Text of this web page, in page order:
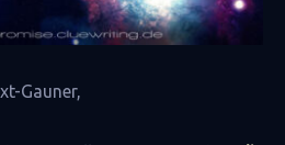
Gauner,